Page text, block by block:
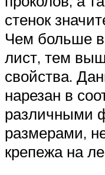
стенок
Чем больше
лист, тем
свойства.
нарезан в
различными
размерами,
крепежа на